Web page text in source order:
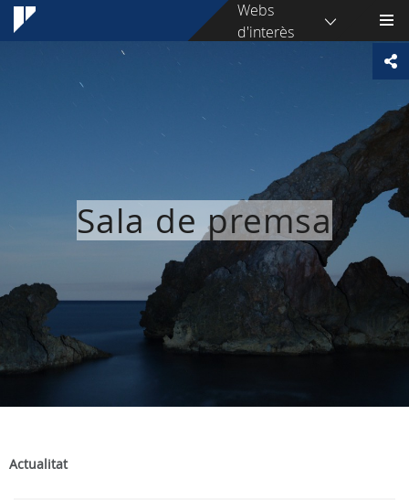
Webs
d'interès
Sala de premsa
Actualitat